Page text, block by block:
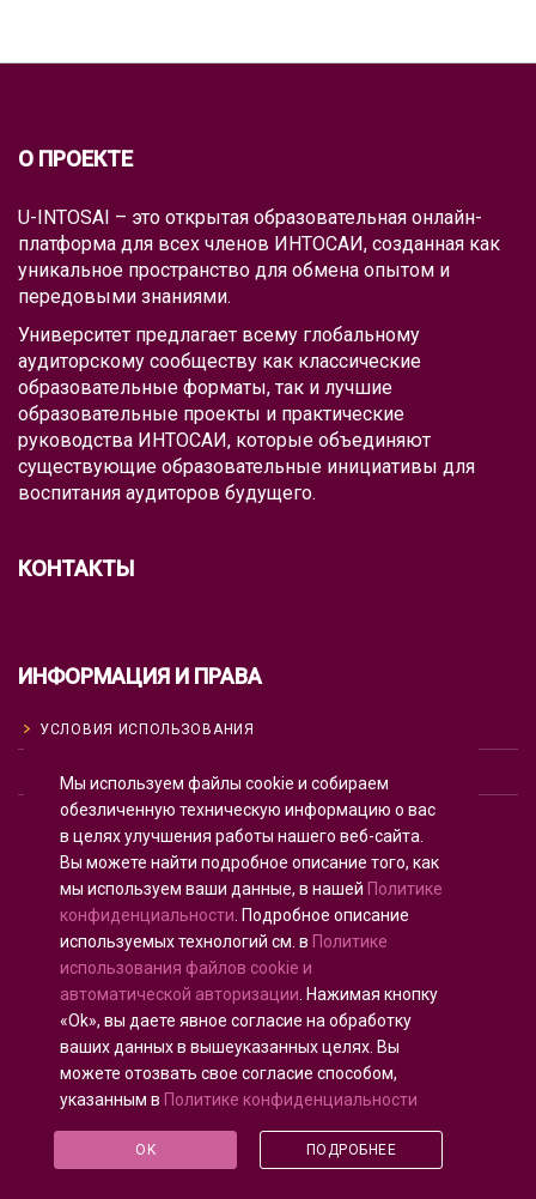
О ПРОЕКТЕ
U-INTOSAI – это открытая образовательная онлайн-
платформа для всех членов ИНТОСАИ, созданная как
уникальное пространство для обмена опытом и
передовыми знаниями.
Университет предлагает всему глобальному
аудиторскому сообществу как классические
образовательные форматы, так и лучшие
образовательные проекты и практические
руководства ИНТОСАИ, которые объединяют
существующие образовательные инициативы для
воспитания аудиторов будущего.
КОНТАКТЫ
ИНФОРМАЦИЯ И ПРАВА
УСЛОВИЯ ИСПОЛЬЗОВАНИЯ
ПОЛИТИКА КОНФИДЕНЦИАЛЬНОСТИ
ИСПОЛЬЗОВАНИЕ COOKIE
English(Английский)
Русский
Все права защищены © 2020 - 2025 U-INTOSAI
Цифровой университет для сообщества ИНТОСАИ
Счетная палата Российской Федерации
ФКУ
«ЦЭАИТ СП»
Мы используем файлы cookie и собираем
обезличенную техническую информацию о вас
в целях улучшения работы нашего веб-сайта.
Вы можете найти подробное описание того, как
мы используем ваши данные, в нашей Политике
конфиденциальности . Подробное описание
используемых технологий см. в Политике
использования файлов cookie и
автоматической авторизации . Нажимая кнопку
«Ok», вы даете явное согласие на обработку
ваших данных в вышеуказанных целях. Вы
можете отозвать свое согласие способом,
указанным в Политике конфиденциальности
OK ПОДРОБНЕЕ